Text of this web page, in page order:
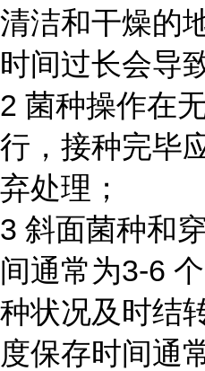
清洁和干燥的
时间过长会导
2 菌种操作在
行，接种完毕
弃处理；
3 斜面菌种和
间通常为3-6
种状况及时结
度保存时间通